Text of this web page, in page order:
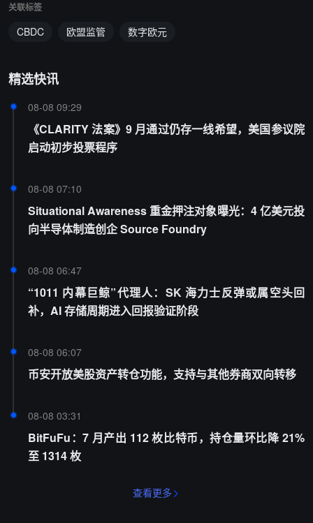
关联标签
CBDC 欧盟监管 数字欧元
精选快讯
08-08 09:29
《CLARITY 法案》9 月通过仍存一线希望，美国参议院
启动初步投票程序
08-08 07:10
Situational Awareness 重金押注对象曝光：4 亿美元投
向半导体制造创企 Source Foundry
08-08 06:47
“1011 内幕巨鲸”代理人：SK 海力士反弹或属空头回
补，AI 存储周期进入回报验证阶段
08-08 06:07
币安开放美股资产转仓功能，支持与其他券商双向转移
08-08 03:31
BitFuFu：7 月产出 112 枚比特币，持仓量环比降 21%
至 1314 枚
查看更多